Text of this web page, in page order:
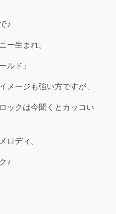
♪
ー生まれ。
ルド』
メージも強い方ですが、
ックは今聞くとカッコい
ロディ。
♪